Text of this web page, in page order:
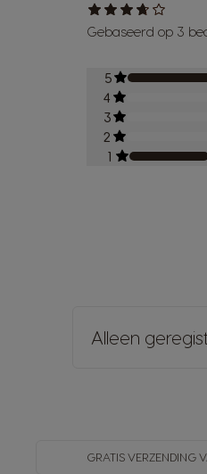
Gebaseerd op 3
5
4
3
2
1
Alleen
GRATIS VERZENDING